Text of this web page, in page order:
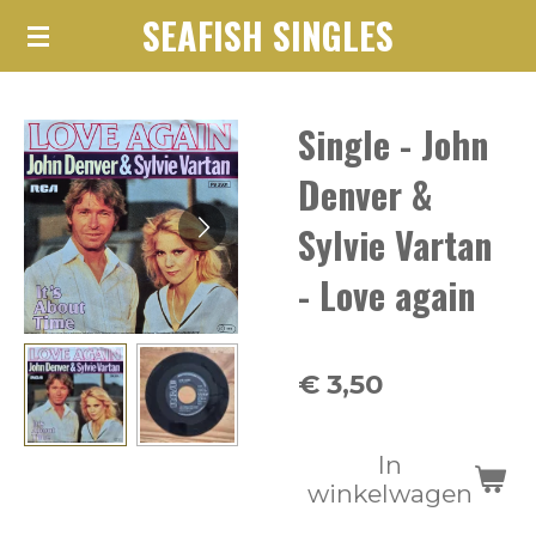
Ga
de
hoofdinhoud
SEAFISH SINGLES
Single - John
Denver &
Sylvie Vartan
- Love again
€ 3,50
In
winkelwagen